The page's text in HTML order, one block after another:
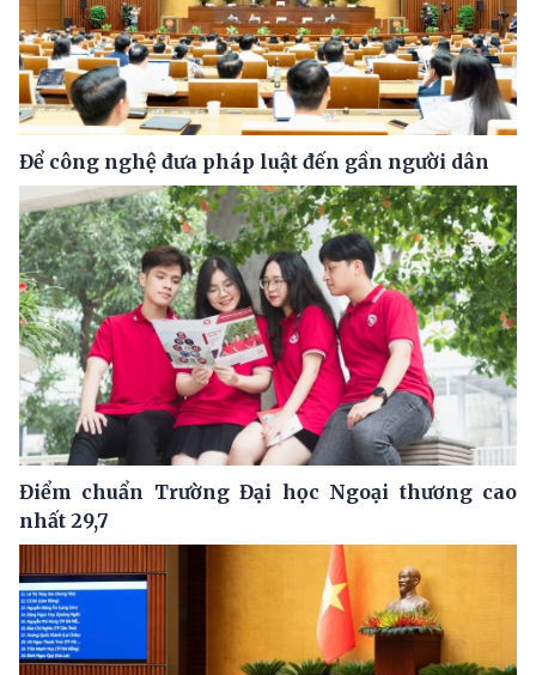
Để công nghệ đưa pháp luật đến gần người dân
Điểm chuẩn Trường Đại học Ngoại thương cao
nhất 29,7